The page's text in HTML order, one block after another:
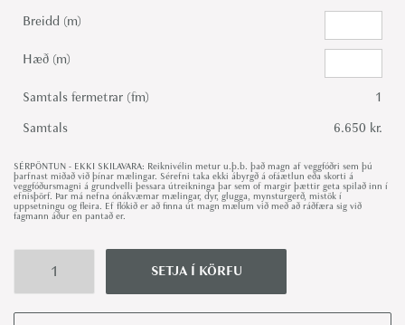
Breidd (m)
Hæð (m)
Samtals fermetrar (fm)
1
Samtals
6.650 kr.
SÉRPÖNTUN - EKKI SKILAVARA: Reiknivélin metur u.þ.b. það magn af veggfóðri sem þú
þarfnast miðað við þínar mælingar. Sérefni taka ekki ábyrgð á ofáætlun eða skorti á
veggfóðursmagni á grundvelli þessara útreikninga þar sem of margir þættir geta spilað inn í
efnisþörf. Þar má nefna ónákvæmar mælingar, dyr, glugga, mynsturgerð, mistök í
uppsetningu og fleira. Ef flókið er að finna út magn mælum við með að ráðfæra sig við
fagmann áður en pantað er.
r
SETJA Í KÖRFU